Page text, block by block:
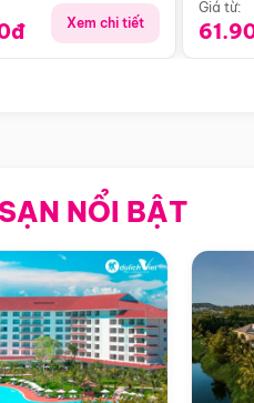
Xem chi tiết
Giá từ:
NỔI BẬT